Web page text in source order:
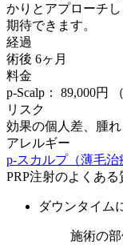
かりとアプローチ
期待できます。
経過
術後 6ヶ月
料金
p-Scalp： 89,000円
リスク
効果の個人差、腫
アレルギー
p-スカルプ（薄毛治
PRP注射のよくある
ダウンタイム
施術の